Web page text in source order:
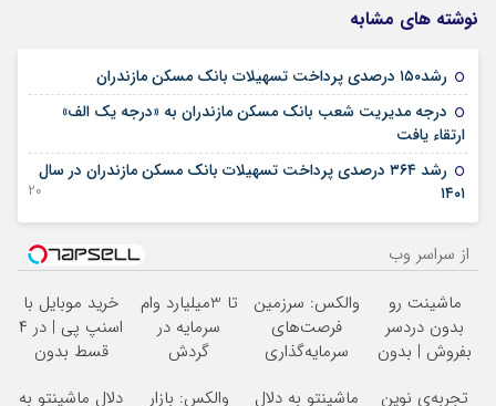
نوشته های مشابه
رشد۱۵۰ درصدی پرداخت تسهیلات بانک مسکن مازندران
درجه مديريت شعب بانک مسکن مازندران به «درجه يك الف»
ارتقاء یافت
رشد ۳۶۴ درصدی پرداخت تسهیلات بانک مسکن مازندران در سال
۱۴۰۱
20 آگوست 2022
از سراسر وب
ماشینت رو
بدون دردسر
بفروش | بدون
والکس: سرزمین
فرصت‌های
سرمایه‌گذاری
تا 3میلیارد وام
سرمایه در
گردش
خرید موبایل با
اسنپ پی | در ۴
قسط بدون
تجربه‌ی نوین
ماشینتو به دلال
والکس: بازار
دلال ماشینتو به